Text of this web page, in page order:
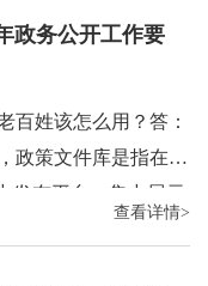
。解读责任机构：济
开元大街129号责
每年研究确定当年的
，通过“济阳区人民
政务公开工作要
百姓该怎么用？答：
政策文件库是指在
发布平台，集中展示
行有效文件、文件的
查看详情>